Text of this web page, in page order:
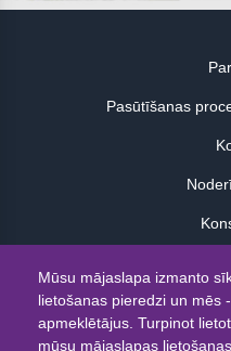
Pasūtīšanas
©
Mūsu mājaslapa izmanto
lietošanas pieredzi un mēs
apmeklētājus. Turpinot
mūsu mājaslapas